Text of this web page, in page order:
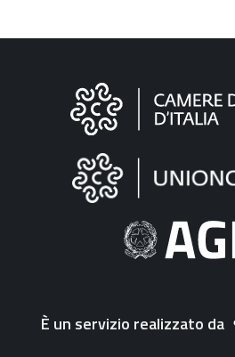
Informazioni
"Fattura
Elettronica"
È un servizio realizzato da